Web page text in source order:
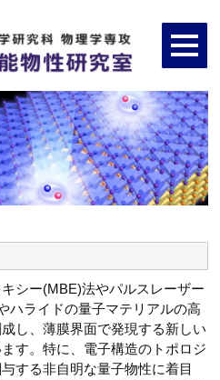
シー(MBE)法やパルスレーザー
ハライドの量子マテリアルの高
し、薄膜界面で発現する新しい
す。特に、電子構造のトポロジ
する非自明な量子物性に着目